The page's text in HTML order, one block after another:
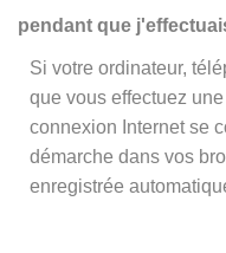
pendant que
Si votre ordinateur,
que vous effectuez
connexion Internet se
démarche dans vos
enregistrée